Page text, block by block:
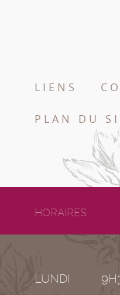
LIENS
PLAN DU
HORAIRES
LUNDI